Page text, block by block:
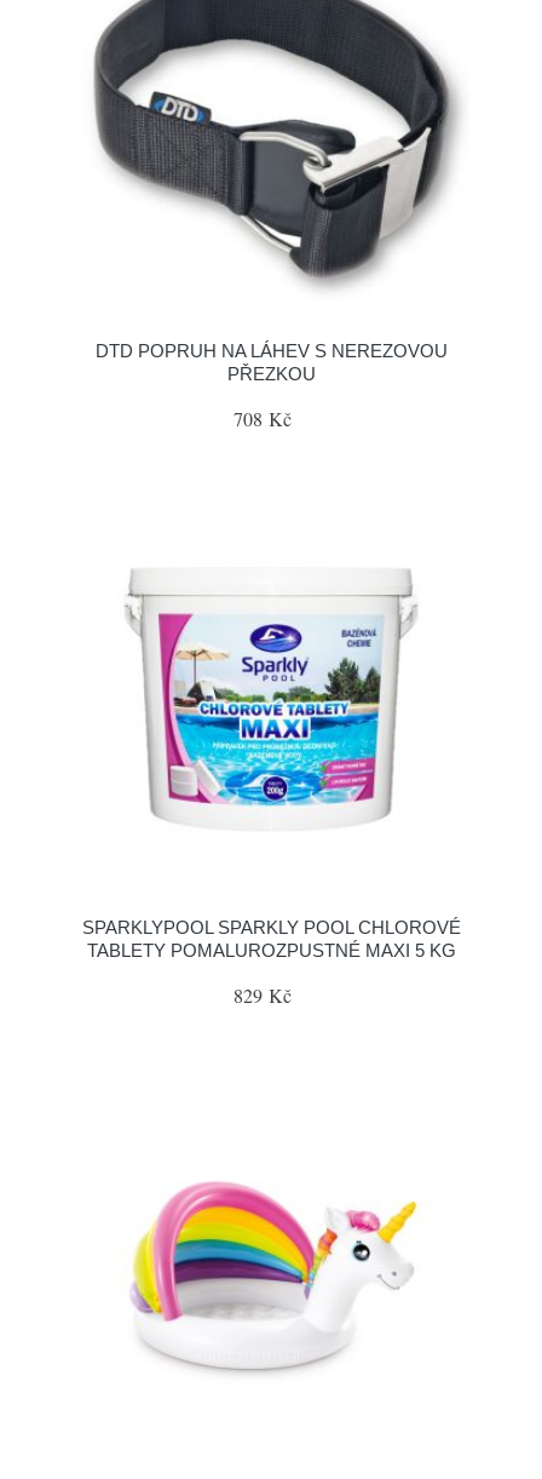
DTD POPRUH NA LÁHEV S NEREZOVOU
PŘEZKOU
708 Kč
SPARKLYPOOL SPARKLY POOL CHLOROVÉ
TABLETY POMALUROZPUSTNÉ MAXI 5 KG
829 Kč